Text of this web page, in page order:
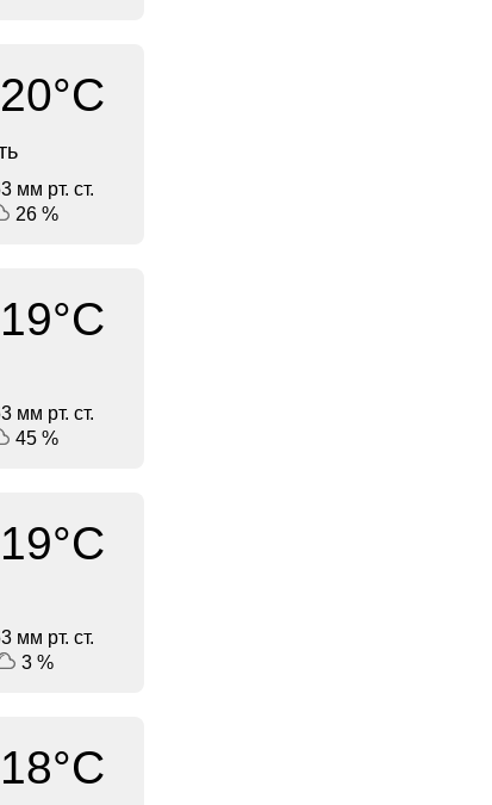
мм рт. ст.
26 %
мм рт. ст.
45 %
мм рт. ст.
3 %